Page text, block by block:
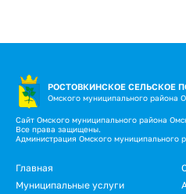
РОСТОВКИНСКОЕ СЕЛЬСКОЕ
Омского муниципального района
Сайт Омского муниципального района
Все права защищены.
Администрация Омского муниципального
Главная
Муниципальные услуги